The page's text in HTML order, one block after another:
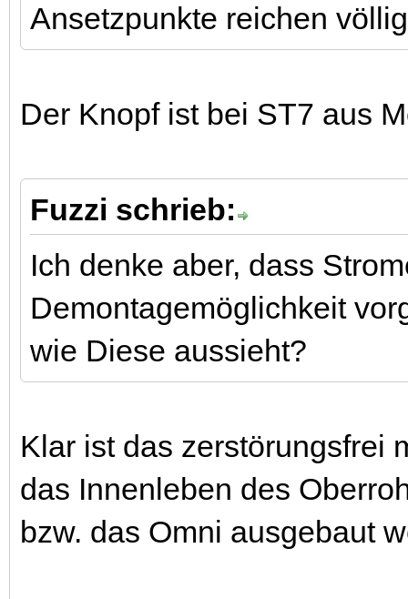
Ansetzpunkte reichen
Der Knopf ist bei ST7 aus
Fuzzi schrieb:
Ich denke aber, dass
Demontagemöglichkeit
wie Diese aussieht?
Klar ist das zerstörungsfrei
das Innenleben des
bzw. das Omni ausgebaut